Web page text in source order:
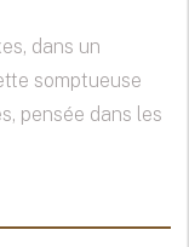
dans un
somptueuse
pensée dans les